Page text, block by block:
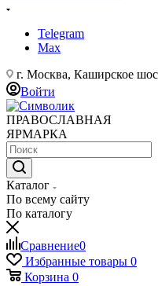
Telegram
Max
г. Москва, Каширское
Войти
ПРАВОСЛАВНАЯ
ЯРМАРКА
Каталог
По всему сайту
По каталогу
Сравнение0
Избранные товары 0
Корзина 0